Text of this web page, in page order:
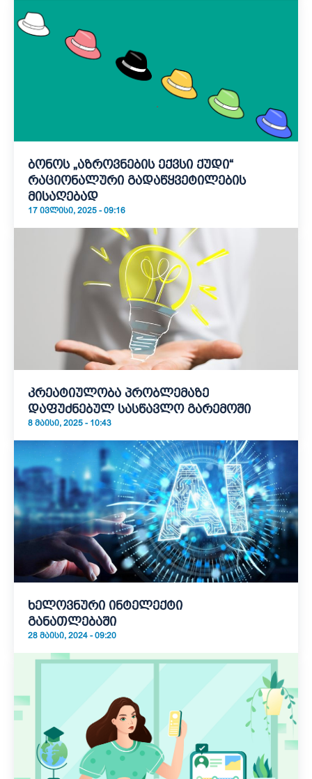
ბონოს „აზროვნების ექვსი ქუდი“
რაციონალური გადაწყვეტილების
მისაღებად
17 ᲘᲕᲚᲘᲡᲘ, 2025 - 09:16
კრეატიულობა პრობლემაზე
დაფუძნებულ სასწავლო გარემოში
8 ᲛᲐᲘᲡᲘ, 2025 - 10:43
ხელოვნური ინტელექტი
განათლებაში
28 ᲛᲐᲘᲡᲘ, 2024 - 09:20